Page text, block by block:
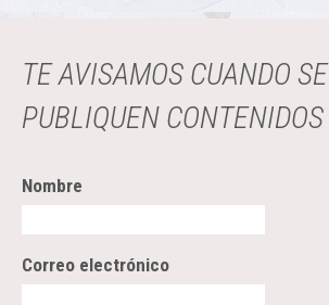
TE AVISAMOS CUANDO SE
PUBLIQUEN CONTENIDOS
Nombre
Correo electrónico